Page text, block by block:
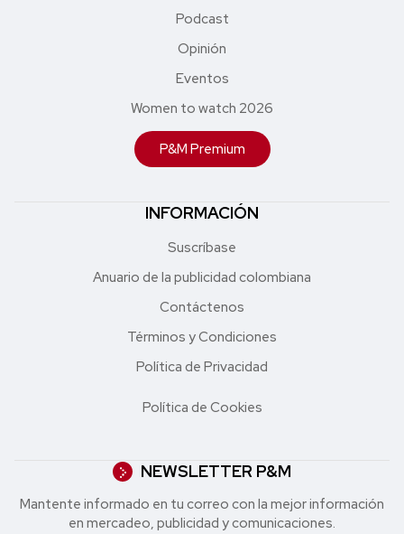
Podcast
Opinión
Eventos
Women to watch 2026
P&M Premium
INFORMACIÓN
Suscríbase
Anuario de la publicidad colombiana
Contáctenos
Términos y Condiciones
Política de Privacidad
Política de Cookies
NEWSLETTER P&M
Mantente informado en tu correo con la mejor in formación
en mercadeo, publicidad y comunicaciones.